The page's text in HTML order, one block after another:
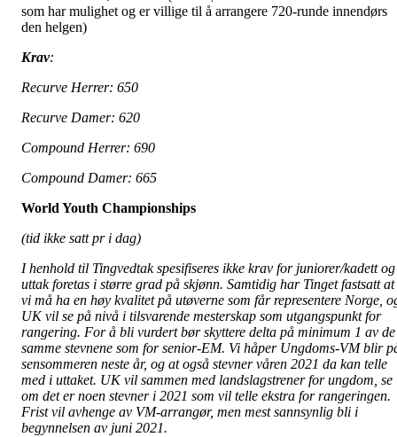
som har mulighet og er villige til å arrangere 720-runde innendørs
den helgen)
Krav:
Recurve Herrer: 650
Recurve Damer: 620
Compound Herrer: 690
Compound Damer: 665
World Youth Championships
(tid ikke satt pr i dag)
I henhold til Tingvedtak spesifiseres ikke krav for juniorer/kadett og
uttak foretas i større grad på skjønn. Samtidig har Tinget fastsatt at
vi må ha en høy kvalitet på utøverne som får representere Norge,
UK vil se på nivå i tilsvarende mesterskap som utgangspunkt for
rangering. For å bli vurdert bør skyttere delta på minimum 1 av de
samme stevnene som for senior-EM. Vi håper Ungdoms-VM blir
sensommeren neste år, og at også stevner våren 2021 da kan telle
med i uttaket. UK vil sammen med landslagstrener for ungdom, se
om det er noen stevner i 2021 som vil telle ekstra for rangeringen.
Frist vil avhenge av VM-arrangør, men mest sannsynlig bli i
begynnelsen av juni 2021.